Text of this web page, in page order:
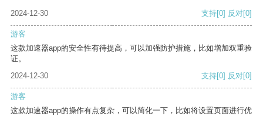
2024-12-30 支持[0] 反对[0]
游客
这款加速器app的安全性有待提高，可以加强防护措施，比如增加双重验
证。
2024-12-30
支持[0] 反对[0]
游客
这款加速器app的操作有点复杂，可以简化一下，比如将设置页面进行优